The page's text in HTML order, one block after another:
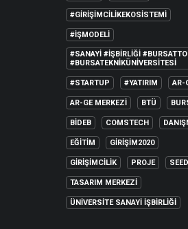
#GIRIŞIMCILIKEKOSISTEMI
#IŞMODELI
#SANAYI #IŞBIRLIĞI #BURSATTO
#BURSATEKNIKÜNIVERSITESI
#STARTUP #YATIRIM AR-
AR-GE MERKEZI BTÜ
BİDEB COMSTECH
EĞITIM GIRIŞIM2020
GIRIŞIMCILIK PROJE
TASARIM MERKEZI
ÜNIVERSITE SANAYI İŞBIRLIĞI